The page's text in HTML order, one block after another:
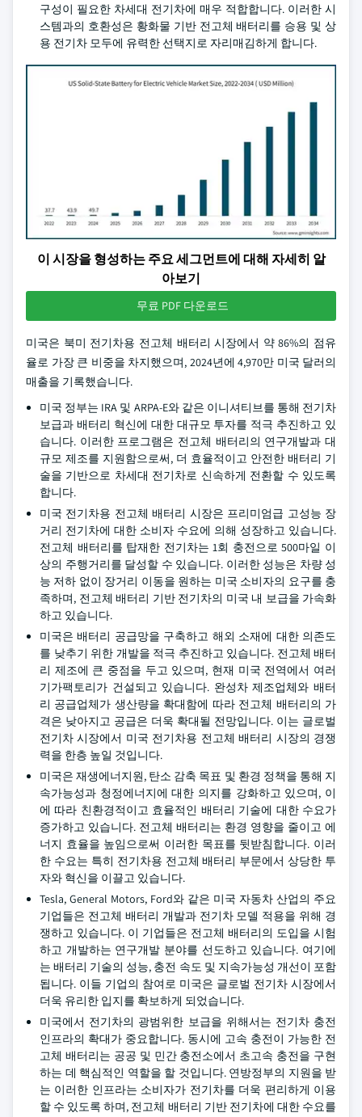
구성이 필요한 차세대 전기차에 매우 적합합니다. 이러한 시
스템과의 호환성은 황화물 기반 전고체 배터리를 승용 및 상
용 전기차 모두에 유력한 선택지로 자리매김하게 합니다.
이 시장을 형성하는 주요 세그먼트에 대해 자세히 알
아보기
무료 PDF 다운로드
미국은 북미 전기차용 전고체 배터리 시장에서 약 86%의 점유
율로 가장 큰 비중을 차지했으며, 2024년에 4,970만 미국 달러의
매출을 기록했습니다.
미국 정부는 IRA 및 ARPA-E와 같은 이니셔티브를 통해 전기차
보급과 배터리 혁신에 대한 대규모 투자를 적극 추진하고 있
습니다. 이러한 프로그램은 전고체 배터리의 연구개발과 대
규모 제조를 지원함으로써, 더 효율적이고 안전한 배터리 기
술을 기반으로 차세대 전기차로 신속하게 전환할 수 있도록
합니다.
미국 전기차용 전고체 배터리 시장은 프리미엄급 고성능 장
거리 전기차에 대한 소비자 수요에 의해 성장하고 있습니다.
전고체 배터리를 탑재한 전기차는 1회 충전으로 500마일 이
상의 주행거리를 달성할 수 있습니다. 이러한 성능은 차량 성
능 저하 없이 장거리 이동을 원하는 미국 소비자의 요구를 충
족하며, 전고체 배터리 기반 전기차의 미국 내 보급을 가속화
하고 있습니다.
미국은 배터리 공급망을 구축하고 해외 소재에 대한 의존도
를 낮추기 위한 개발을 적극 추진하고 있습니다. 전고체 배터
리 제조에 큰 중점을 두고 있으며, 현재 미국 전역에서 여러
기가팩토리가 건설되고 있습니다. 완성차 제조업체와 배터
리 공급업체가 생산량을 확대함에 따라 전고체 배터리의 가
격은 낮아지고 공급은 더욱 확대될 전망입니다. 이는 글로벌
전기차 시장에서 미국 전기차용 전고체 배터리 시장의 경쟁
력을 한층 높일 것입니다.
미국은 재생에너지원, 탄소 감축 목표 및 환경 정책을 통해 지
속가능성과 청정에너지에 대한 의지를 강화하고 있으며, 이
에 따라 친환경적이고 효율적인 배터리 기술에 대한 수요가
증가하고 있습니다. 전고체 배터리는 환경 영향을 줄이고 에
너지 효율을 높임으로써 이러한 목표를 뒷받침합니다. 이러
한 수요는 특히 전기차용 전고체 배터리 부문에서 상당한 투
자와 혁신을 이끌고 있습니다.
Tesla, General Motors, Ford와 같은 미국 자동차 산업의 주요
기업들은 전고체 배터리 개발과 전기차 모델 적용을 위해 경
쟁하고 있습니다. 이 기업들은 전고체 배터리의 도입을 시험
하고 개발하는 연구개발 분야를 선도하고 있습니다. 여기에
는 배터리 기술의 성능, 충전 속도 및 지속가능성 개선이 포함
됩니다. 이들 기업의 참여로 미국은 글로벌 전기차 시장에서
더욱 유리한 입지를 확보하게 되었습니다.
미국에서 전기차의 광범위한 보급을 위해서는 전기차 충전
인프라의 확대가 중요합니다. 동시에 고속 충전이 가능한 전
고체 배터리는 공공 및 민간 충전소에서 초고속 충전을 구현
하는 데 핵심적인 역할을 할 것입니다. 연방정부의 지원을 받
는 이러한 인프라는 소비자가 전기차를 더욱 편리하게 이용
할 수 있도록 하며, 전고체 배터리 기반 전기차에 대한 수요를